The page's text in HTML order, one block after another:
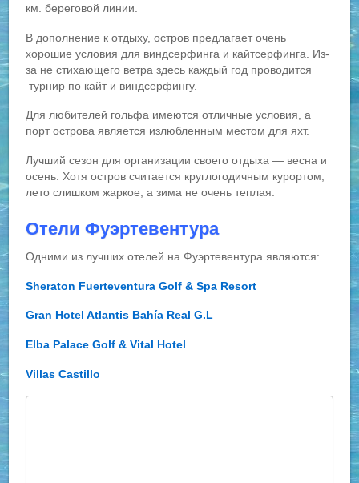
км. береговой линии.
В дополнение к отдыху, остров предлагает очень
хорошие условия для виндсерфинга и кайтсерфинга. Из-
за не стихающего ветра здесь каждый год проводится
турнир по кайт и виндсерфингу.
Для любителей гольфа имеются отличные условия, а
порт острова является излюбленным местом для яхт.
Лучший сезон для организации своего отдыха — весна и
осень. Хотя остров считается круглогодичным курортом,
лето слишком жаркое, а зима не очень теплая.
Отели Фуэртевентура
Одними из лучших отелей на Фуэртевентура являются:
Sheraton Fuerteventura Golf & Spa Resort
Gran Hotel Atlantis Bahía Real G.L
Elba Palace Golf & Vital Hotel
Villas Castillo